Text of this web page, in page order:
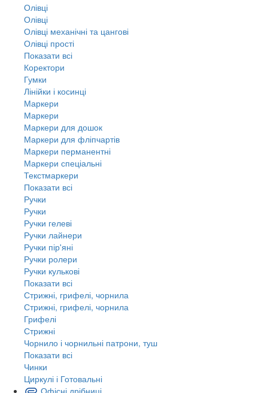
Олівці
Олівці
Олівці механічні та цангові
Олівці прості
Показати всі
Коректори
Гумки
Лінійки і косинці
Маркери
Маркери
Маркери для дошок
Маркери для фліпчартів
Маркери перманентні
Маркери спеціальні
Текстмаркери
Показати всі
Ручки
Ручки
Ручки гелеві
Ручки лайнери
Ручки пір'яні
Ручки ролери
Ручки кулькові
Показати всі
Стрижні, грифелі, чорнила
Стрижні, грифелі, чорнила
Грифелі
Стрижні
Чорнило і чорнильні патрони, туш
Показати всі
Чинки
Циркулі і Готовальні
Офісні дрібниці